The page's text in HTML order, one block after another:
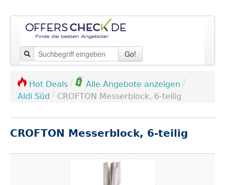
Go!
Hot Deals / Alle Angebote anzeigen /
Aldi Süd / CROFTON Messerblock, 6-teilig
CROFTON Messerblock, 6-teilig